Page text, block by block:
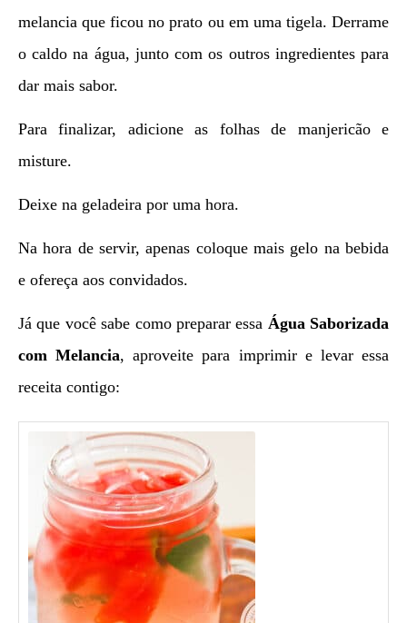
melancia que ficou no prato ou em uma tigela. Derrame
o caldo na água, junto com os outros ingredientes para
dar mais sabor.
Para finalizar, adicione as folhas de manjericão e
misture.
Deixe na geladeira por uma hora.
Na hora de servir, apenas coloque mais gelo na bebida
e ofereça aos convidados.
Já que você sabe como preparar essa Água Saborizada
com Melancia, aproveite para imprimir e levar essa
receita contigo: